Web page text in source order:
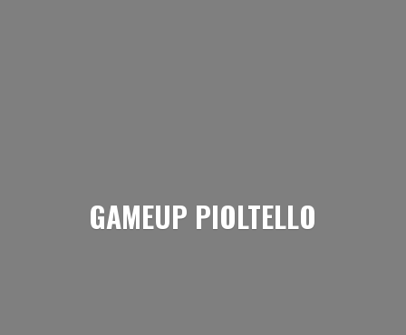
GAMEUP PIOLTELLO